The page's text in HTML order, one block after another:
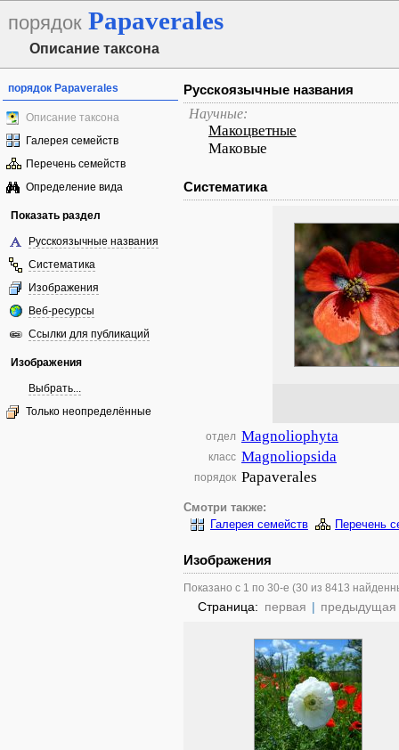
порядок Papaverales
Описание таксона
порядок Papaverales
Описание таксона
Галерея семейств
Перечень семейств
Определение вида
Показать раздел
Русскоязычные названия
Систематика
Изображения
Веб-ресурсы
Ссылки для публикаций
Изображения
Выбрать...
Только неопределённые
Русскоязычные названия
Научные:
Макоцветные
Маковые
Систематика
отдел Magnoliophyta
класс Magnoliopsida
порядок Papaverales
Смотри также:
Галерея семейств
Перечень
Изображения
Показано с 1 по 30-е (30 из 8413
Страница: первая | предыдущая